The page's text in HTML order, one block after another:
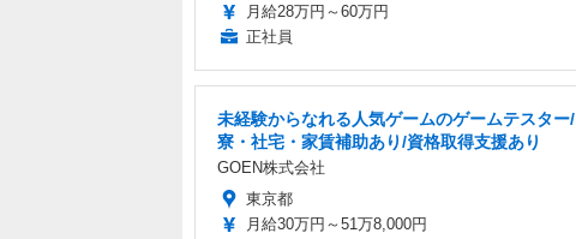
月給28万円～60万円
正社員
未経験からなれる人気ゲームのゲームテスター/
寮・社宅・家賃補助あり/資格取得支援あり
GOEN株式会社
東京都
月給30万円～51万8,000円